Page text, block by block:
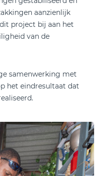
aanzienlijk
project bij aan het
van de
samenwerking met
het eindresultaat dat